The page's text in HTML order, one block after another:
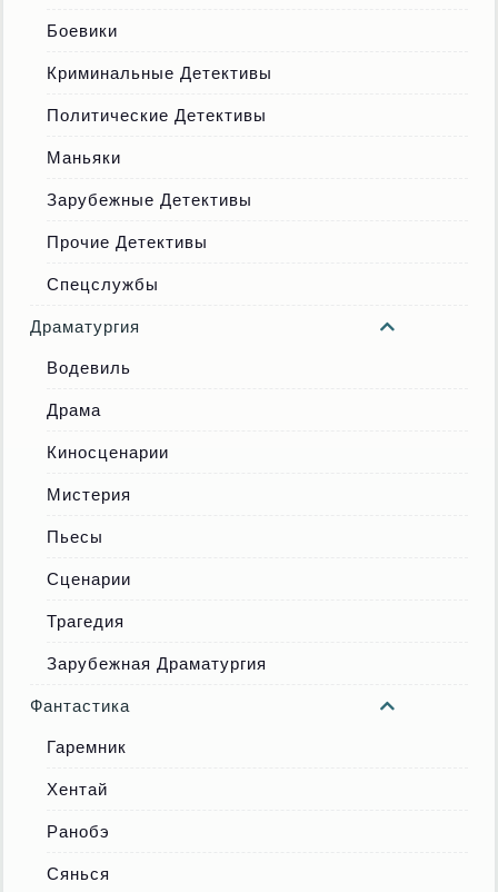
Боевики
Криминальные Детективы
Политические Детективы
Маньяки
Зарубежные Детективы
Прочие Детективы
Спецслужбы
Драматургия
Водевиль
Драма
Киносценарии
Мистерия
Пьесы
Сценарии
Трагедия
Зарубежная Драматургия
Фантастика
Гаремник
Хентай
Ранобэ
Сянься